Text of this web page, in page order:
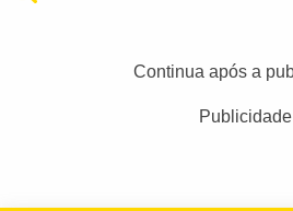
Continua após a
Publicidade